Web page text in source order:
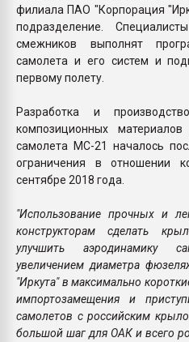
филиала ПАО "Корпорация
подразделение.
смежников выполнят
самолета и его систем и
первому полету.
Разработка и
композиционных
самолета МС-21 началось
ограничения в отношении
сентябре 2018 года.
"Использование прочных и
конструкторам сделать
улучшить аэродинамику
увеличением диаметра
"Иркута" в максимально
импортозамещения и
самолетов с российским
большой шаг для ОАК и всего